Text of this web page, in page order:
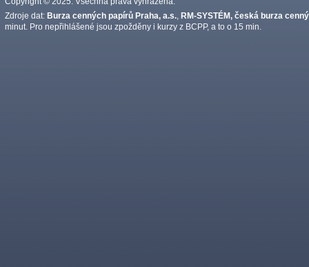
Zdroje dat: Burza cenných papírů Praha, a.s. RM-SYSTÉM, česká burza
minut. Pro nepřihlášené jsou zpožděny i kurzy z BCPP, a to o 15 min.